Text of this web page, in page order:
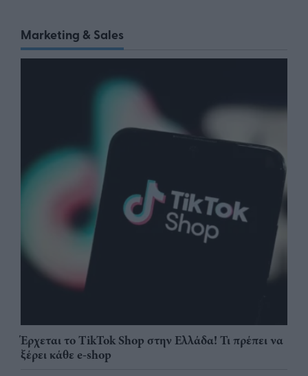
Marketing & Sales
Έρχεται το TikTok Shop στην Ελλάδα! Τι πρέπει να
ξέρει κάθε e-shop